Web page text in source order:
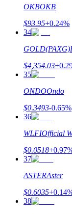
Share 500000
Exclusive for
Register &
OKBOKB
$93.95+0.24%
34
GOLD(PAXG)
$4,354.03+
35
ONDOOndo
$0.3493-0.65%
36
WLFIOfficial
$0.0518+0.97
37
ASTERAster
$0.6035+0.14
38